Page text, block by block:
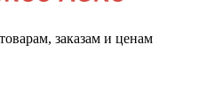
заказам и ценам